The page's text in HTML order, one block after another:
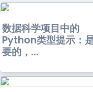
数据科学项目中的
Python类型提示：
要的，...